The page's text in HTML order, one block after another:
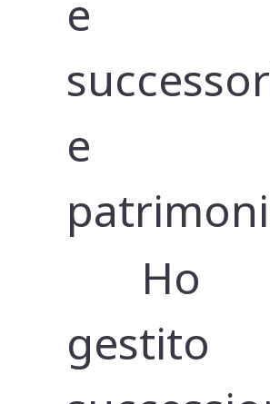
e
e
Ho
gestito